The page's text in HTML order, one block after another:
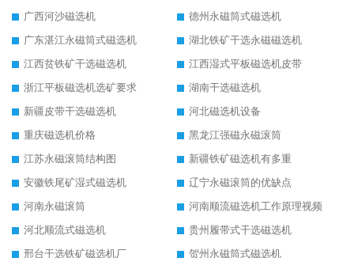
广西河沙磁选机
德州永磁筒式磁选机
广东湛江永磁筒式磁选机
湖北铁矿干选永磁磁选机
江西贫铁矿干选磁选机
江西湿式平板磁选机皮带
浙江平板磁选机选矿要求
湖南干选磁选机
新疆皮带干选磁选机
河北磁选机设备
重庆磁选机价格
黑龙江强磁永磁滚筒
江苏永磁滚筒结构图
新疆铁矿磁选机有多重
安徽铁尾矿湿式磁选机
辽宁永磁滚筒的优缺点
河南永磁滚筒
河南顺流磁选机工作原理视频
河北顺流式磁选机
贵州履带式干选磁选机
邢台干选铁矿磁选机厂
贺州永磁筒式磁选机